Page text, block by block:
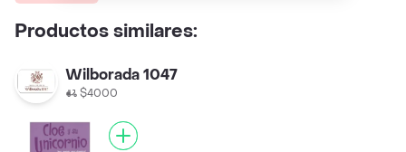
Productos similares:
Wilborada 1047
$4000